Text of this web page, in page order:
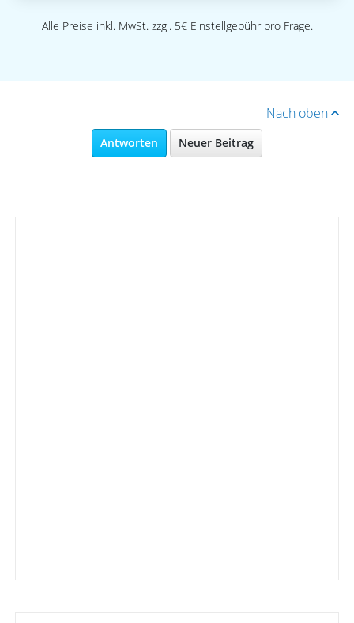
Alle Preise inkl. MwSt. zzgl. 5€ Einstellgebühr pro Frage.
Nach oben
Antworten Neuer Beitrag